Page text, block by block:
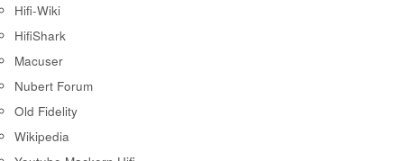
Hifi-Wiki
HifiShark
Macuser
Nubert Forum
Old Fidelity
Wikipedia